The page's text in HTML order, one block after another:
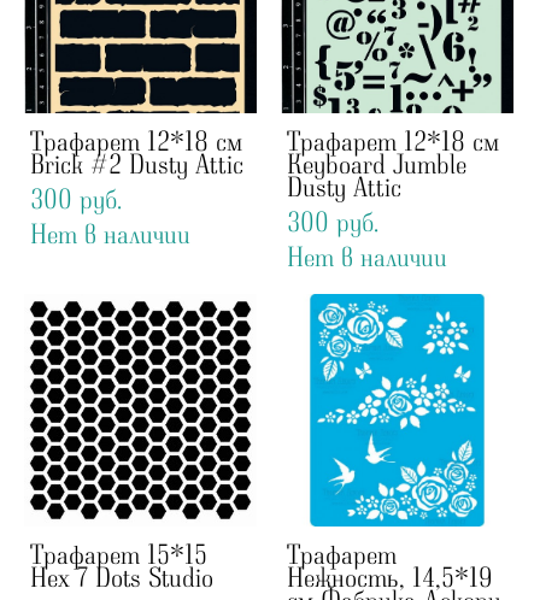
Трафарет 12*18 см
Brick #2 Dusty Attic
300 pуб.
Нет в наличии
Трафарет 12*18 см
Keyboard Jumble
Dusty Attic
300 pуб.
Нет в наличии
Трафарет 15*15
Hex 7 Dots Studio
Трафарет
Нежность, 14,5*19